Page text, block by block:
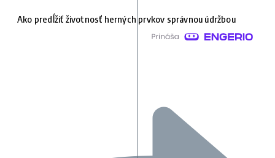
Ako predĺžiť životnosť herných prvkov správnou údržbou